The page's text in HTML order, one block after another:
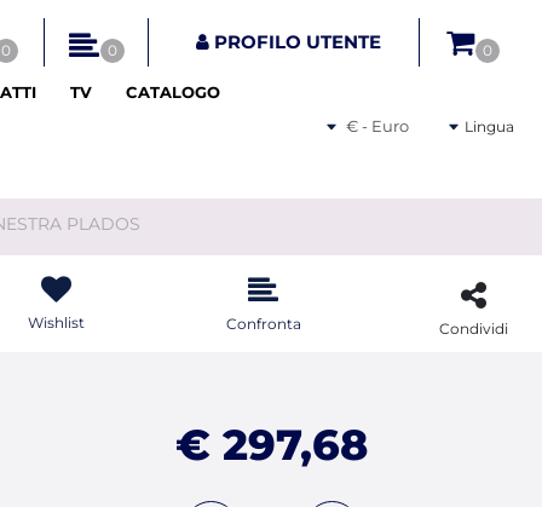
disponibili.
0 0 PROFILO UTENTE 0
TV CATALOGO
Seleziona una valutaLingua
PLADOS
Wishlist Confronta Condividi
€ 297,68